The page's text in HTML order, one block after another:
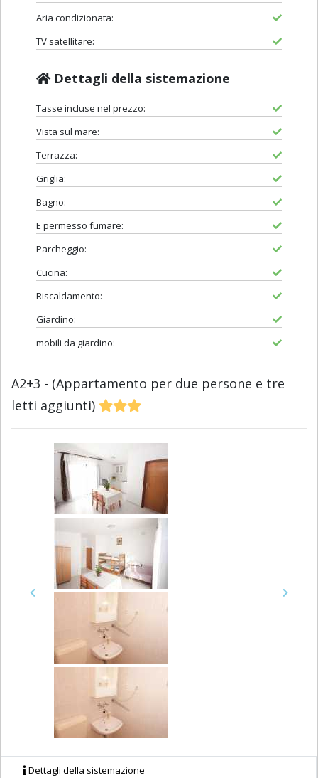
Aria condizionata:
TV satellitare:
Dettagli della sistemazione
Tasse incluse nel prezzo:
Vista sul mare:
Terrazza:
Griglia:
Bagno:
E permesso fumare:
Parcheggio:
Cucina:
Riscaldamento:
Giardino:
mobili da giardino:
A2+3 - (Appartamento per due persone e tre
letti aggiunti)
Previous Next
Dettagli della sistemazione